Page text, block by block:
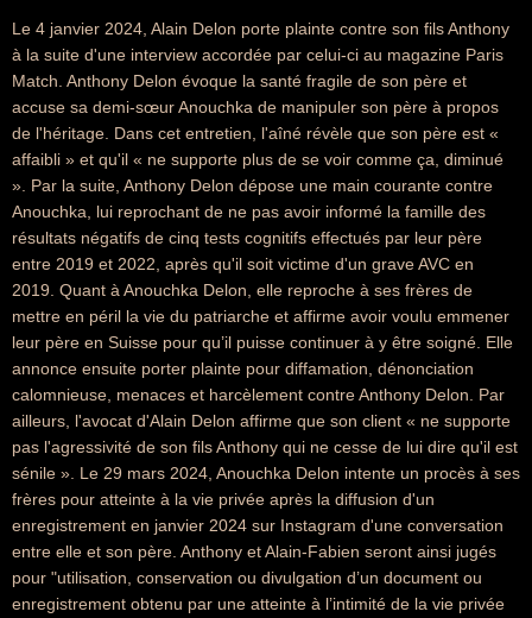
Le 4 janvier 2024, Alain Delon porte plainte contre son fils Anthony
à la suite d'une interview accordée par celui-ci au magazine Paris
Match. Anthony Delon évoque la santé fragile de son père et
accuse sa demi-sœur Anouchka de manipuler son père à propos
de l'héritage. Dans cet entretien, l'aîné révèle que son père est «
affaibli » et qu'il « ne supporte plus de se voir comme ça, diminué
». Par la suite, Anthony Delon dépose une main courante contre
Anouchka, lui reprochant de ne pas avoir informé la famille des
résultats négatifs de cinq tests cognitifs effectués par leur père
entre 2019 et 2022, après qu'il soit victime d'un grave AVC en
2019. Quant à Anouchka Delon, elle reproche à ses frères de
mettre en péril la vie du patriarche et affirme avoir voulu emmener
leur père en Suisse pour qu’il puisse continuer à y être soigné. Elle
annonce ensuite porter plainte pour diffamation, dénonciation
calomnieuse, menaces et harcèlement contre Anthony Delon. Par
ailleurs, l'avocat d'Alain Delon affirme que son client « ne supporte
pas l'agressivité de son fils Anthony qui ne cesse de lui dire qu'il est
sénile ». Le 29 mars 2024, Anouchka Delon intente un procès à ses
frères pour atteinte à la vie privée après la diffusion d'un
enregistrement en janvier 2024 sur Instagram d'une conversation
entre elle et son père. Anthony et Alain-Fabien seront ainsi jugés
pour "utilisation, conservation ou divulgation d’un document ou
enregistrement obtenu par une atteinte à l’intimité de la vie privée